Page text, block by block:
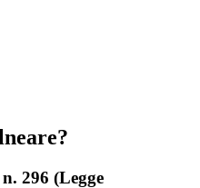
296 (Legge